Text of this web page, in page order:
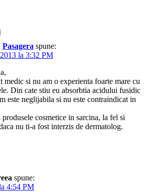
Pasagera spune:
la 3:32 PM
medic si nu am o experienta foarte mare cu
Din cate stiu eu absorbtia acidului fusidic
este neglijabila si nu este contraindicat in
cosmetice in sarcina, la fel si
nu ti-a fost interzis de dermatolog.
spune:
4:54 PM